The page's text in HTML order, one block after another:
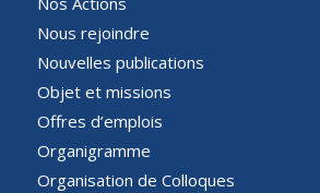
Nous rejoindre
Nouvelles publications
Objet et missions
Offres d’emplois
Organigramme
Organisation de Colloques